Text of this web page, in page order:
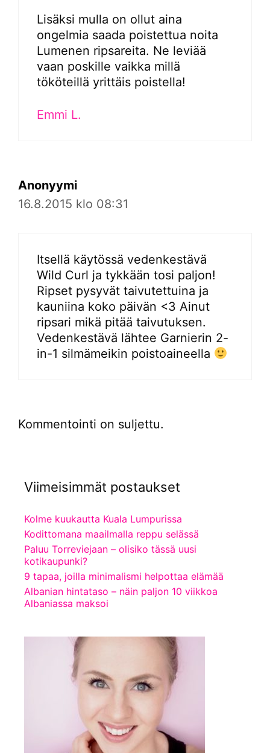
Lisäksi mulla on ollut aina
ongelmia saada poistettua noita
Lumenen ripsareita. Ne leviää
vaan poskille vaikka millä
tököteillä yrittäis poistella!
Emmi L.
Anonyymi
16.8.2015 klo 08:31
Itsellä käytössä vedenkestävä
Wild Curl ja tykkään tosi paljon!
Ripset pysyvät taivutettuina ja
kauniina koko päivän <3 Ainut
ripsari mikä pitää taivutuksen.
Vedenkestävä lähtee Garnierin 2-
in-1 silmämeikin poistoaineella
Kommentointi on suljettu.
Viimeisimmät postaukset
Kolme kuukautta Kuala Lumpurissa
Kodittomana maailmalla reppu selässä
Paluu Torreviejaan – olisiko tässä uusi
kotikaupunki?
9 tapaa, joilla minimalismi helpottaa elämää
Albanian hintataso – näin paljon 10 viikkoa
Albaniassa maksoi